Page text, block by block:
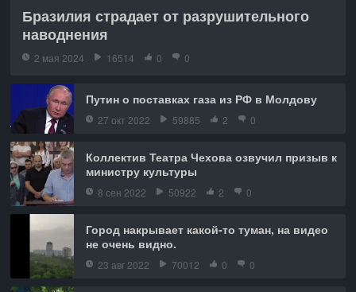
Бразилия страдает от разрушительного
наводнения
2 мая 2024 16514 0 0
Путин о поставках газа из РФ в Молдову
27 окт 2022 59885 2 0
Коллектив Театра Чехова озвучил призыв к
министру культуры
8 сен 2022 50922 2 0
Город накрывает какой-то туман, на видео
не очень видно.
23 авг 2022 70012 0 0